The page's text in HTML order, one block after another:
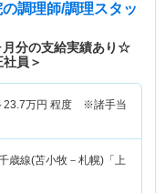
の調理師/調理スタッ
月分の支給実績あり☆
員＞
23.7万円 程度 ※諸手当
歳線(苫小牧－札幌)「上